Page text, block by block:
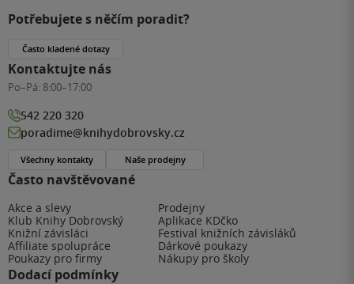
Často navštěvované
Akce a slevy
Prodejny
Klub Knihy Dobrovský
Aplikace KDčko
Knižní závisláci
Festival knižních závisláků
Affiliate spolupráce
Dárkové poukazy
Poukazy pro firmy
Nákupy pro školy
Dodací podmínky
Potřebujete s něčím poradit?
Často kladené dotazy
Kontaktujte nás
Po–Pá: 8:00–17:00
542 220 320
poradime@knihydobrovsky.cz
Všechny kontakty Naše prodejny